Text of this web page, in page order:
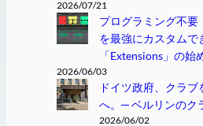
2026/07/21
プログラミング不
を最強にカスタムで
「Extensions」の始
2026/06/03
ドイツ政府、クラ
へ。─ ベルリンのク
2026/06/02